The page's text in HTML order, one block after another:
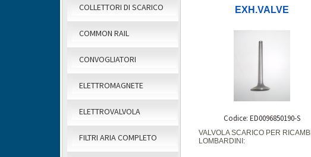
COLLETTORI DI SCARICO
COMMON RAIL
CONVOGLIATORI
ELETTROMAGNETE
ELETTROVALVOLA
FILTRI ARIA COMPLETO
EXH.VALVE
Codice: ED0096850190-S
VALVOLA SCARICO PER RICAMBI
LOMBARDINI: